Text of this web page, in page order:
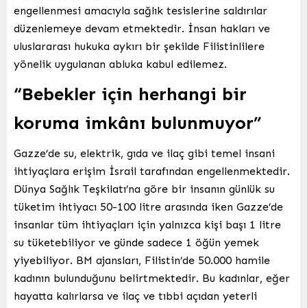
engellenmesi amacıyla sağlık tesislerine saldırılar
düzenlemeye devam etmektedir. İnsan hakları ve
uluslararası hukuka aykırı bir şekilde Filistinlilere
yönelik uygulanan abluka kabul edilemez.
“Bebekler için herhangi bir
koruma imkânı bulunmuyor”
Gazze’de su, elektrik, gıda ve ilaç gibi temel insani
ihtiyaçlara erişim İsrail tarafından engellenmektedir.
Dünya Sağlık Teşkilatı’na göre bir insanın günlük su
tüketim ihtiyacı 50-100 litre arasında iken Gazze’de
insanlar tüm ihtiyaçları için yalnızca kişi başı 1 litre
su tüketebiliyor ve günde sadece 1 öğün yemek
yiyebiliyor. BM ajansları, Filistin’de 50.000 hamile
kadının bulunduğunu belirtmektedir. Bu kadınlar, eğer
hayatta kalırlarsa ve ilaç ve tıbbi açıdan yeterli